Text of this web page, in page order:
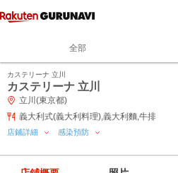
全部
カステリーナ 立川
カステリーナ 立川
立川(東京都)
義大利式(義大利料理),義大利麵,牛排
店鋪詳細 感染預防